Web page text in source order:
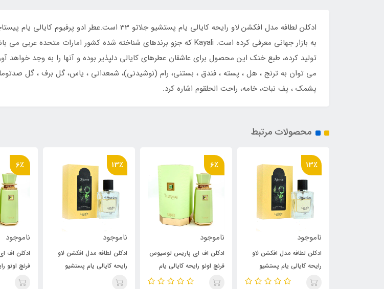
تولید کرده، طبع خنک این محصول برای عاشقان عطرهای کایالی دلپذیر بوده و آنها را به وجد
می توان به ترنج ، هل ، پسته ، فندق ، بستنی، رام (نوشیدنی)، شمعدانی ، یاس، گل برف ، گل
پشمک ، پف نبات، خامه، راحت الحلقوم اشاره کرد.
محصولات مرتبط
6٪
ناموجود
ادکلن اف ای پاریس لوسیوس
فرنچ اونو رایحه کایالی یام
پستشیو جلاتو 33
13٪
ناموجود
ادکلن لطافه مدل افکشن لاو
رایحه کایالی یام پستشیو
جلاتو 33 (affection love)
6٪
ناموجود
ادکلن اف ای پاریس لوسیوس
فرنچ اونو رایحه کایالی یام
13٪
ناموجود
ادکلن
رایحه